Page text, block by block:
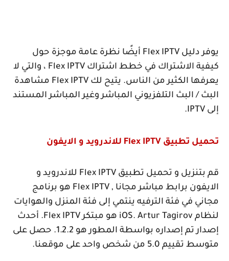
يوفر دليل Flex IPTV أيضًا نظرة عامة موجزة حول
كيفية الاشتراك في خطط اشتراك Flex IPTV ، والتي لا
يعرفها الكثير من الناس. يتيح لك Flex IPTV مشاهدة
البث / البث التلفزيوني المباشر وغير المباشر المستند
إلى IPTV
.
تحميل تطبيق Flex IPTV للاندرويد و الايفون
قم بتنزيل و تحميل تطبيق Flex IPTV للاندرويد و
الايفون برابط مباشر مجانا , Flex IPTV هو برنامج
مجاني في فئة الترفيه ينتمي إلى فئة المنزل والهوايات
لنظام iOS. Artur Tagirov هو مبتكرFlex IPTV. أحدث
إصدار تم إصداره بواسطة المطور هو 1.2.2. حصل على
متوسط تقييم 5.0 من شخص واحد على موقعنا.